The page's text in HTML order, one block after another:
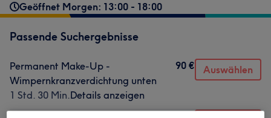
Geöffnet Morgen: 13:00 - 18:00
Passende Suchergebnisse
Permanent Make-Up -
Wimpernkranzverdichtung unten
1 Std. 30 Min.Details anzeigen
90 € Auswählen